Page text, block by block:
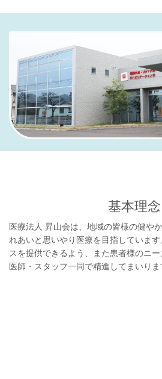
基本理念
医療法人 昇山会は、地域の皆様の健や
れあいと思いやり医療を目指していま
スを提供できるよう、また患者様のニー
医師・スタッフ一同で精進してまいりま